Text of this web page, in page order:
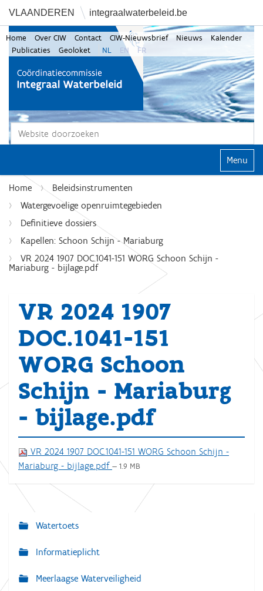
VLAANDEREN integraalwaterbeleid.be
Zoek
Home Over CIW Contact CIW-Nieuwsbrief Nieuws
Kalender
Publicaties
Geoloket NL EN FR
Klap
Home
Beleidsinstrumenten
Watergevoelige openruimtegebieden
Definitieve dossiers
Kapellen: Schoon Schijn - Mariaburg
VR 2024 1907 DOC.1041-151 WORG Schoon Schijn -
Mariaburg - bijlage.pdf
VR 2024 1907
DOC.1041-151
WORG Schoon
Schijn - Mariaburg
- bijlage.pdf
VR 2024 1907 DOC.1041-151 WORG Schoon Schijn -
Mariaburg - bijlage.pdf — 1.9 MB
N
a
i
Watertoets
Informatieplicht
Meerlaagse Waterveiligheid